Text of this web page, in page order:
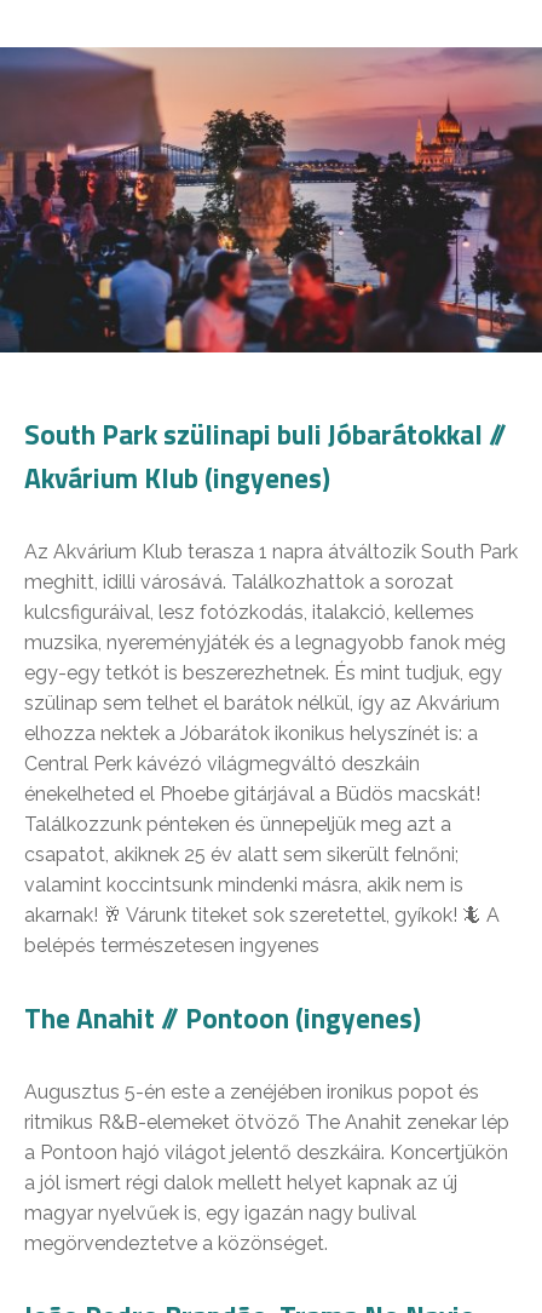
South Park szülinapi buli Jóbarátokkal //
Akvárium Klub (ingyenes)
Az Akvárium Klub terasza 1 napra átváltozik South Park
meghitt, idilli városává. Találkozhattok a sorozat
kulcsfiguráival, lesz fotózkodás, italakció, kellemes
muzsika, nyereményjáték és a legnagyobb fanok még
egy-egy tetkót is beszerezhetnek. És mint tudjuk, egy
szülinap sem telhet el barátok nélkül, így az Akvárium
elhozza nektek a Jóbarátok ikonikus helyszínét is: a
Central Perk kávézó világmegváltó deszkáin
énekelheted el Phoebe gitárjával a Büdös macskát!
Találkozzunk pénteken és ünnepeljük meg azt a
csapatot, akiknek 25 év alatt sem sikerült felnőni;
valamint koccintsunk mindenki másra, akik nem is
akarnak! 🥂 Várunk titeket sok szeretettel, gyíkok! 🦎 A
belépés természetesen ingyenes
The Anahit // Pontoon (ingyenes)
Augusztus 5-én este a zenéjében ironikus popot és
ritmikus R&B-elemeket ötvöző The Anahit zenekar lép
a Pontoon hajó világot jelentő deszkáira. Koncertjükön
a jól ismert régi dalok mellett helyet kapnak az új
magyar nyelvűek is, egy igazán nagy bulival
megörvendeztetve a közönséget.